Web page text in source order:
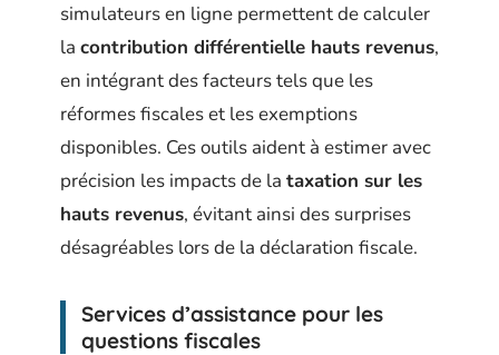
simulateurs en ligne permettent de calculer
la contribution différentielle hauts revenus,
en intégrant des facteurs tels que les
réformes fiscales et les exemptions
disponibles. Ces outils aident à estimer avec
précision les impacts de la taxation sur les
hauts revenus, évitant ainsi des surprises
désagréables lors de la déclaration fiscale.
Services d’assistance pour les
questions fiscales